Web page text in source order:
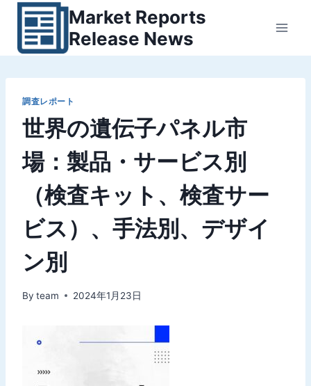
Market Reports
Release News
調査レポート
世界の遺伝子パネル市
場：製品・サービス別
（検査キット、検査サー
ビス）、手法別、デザイ
ン別
By team 2024年1月23日